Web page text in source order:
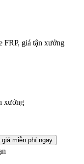
FRP, giá tận xưởng
xưởng
giá miễn phí ngay